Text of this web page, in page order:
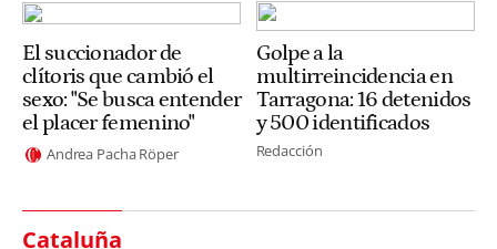
El succionador de
clítoris que cambió el
sexo: "Se busca entender
el placer femenino"
Andrea Pacha Röper
Golpe a la
multirreincidencia en
Tarragona: 16 detenidos
y 500 identificados
Redacción
Cataluña